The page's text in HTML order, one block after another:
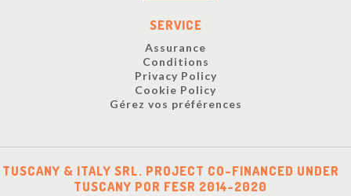
SERVICE
Assurance
Conditions
Privacy Policy
Cookie Policy
Gérez vos préférences
TUSCANY & ITALY SRL. PROJECT CO-FINANCED UNDER
TUSCANY POR FESR 2014-2020